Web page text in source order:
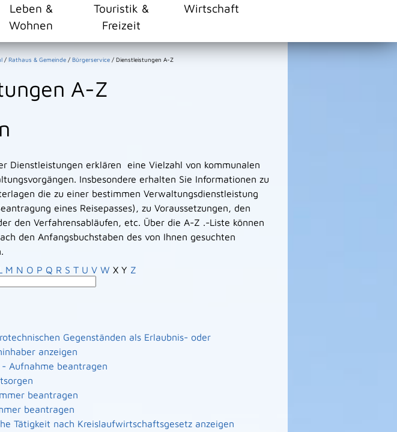
Leben &
Wohnen
Touristik &
Freizeit
Wirtschaft
/ Rathaus & Gemeinde / Bürgerservice / Dienstleistungen A-Z
A-Z
Dienstleistungen erklären eine Vielzahl von kommunalen
Insbesondere erhalten Sie Informationen zu
die zu einer bestimmen Verwaltungsdienstleistung
eines Reisepasses), zu Voraussetzungen, den
den Verfahrensabläufen, etc. Über die A-Z .-Liste können
den Anfangsbuchstaben des von Ihnen gesuchten
M N O P Q R S T U V W X Y Z
Gegenständen als Erlaubnis- oder
anzeigen
Aufnahme beantragen
beantragen
beantragen
Tätigkeit nach Kreislaufwirtschaftsgesetz anzeigen